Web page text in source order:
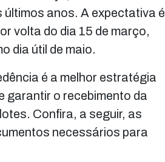
anos. A expectativa é
volta do dia 15 de março,
dia útil de maio.
é a melhor estratégia
garantir o recebimento da
Confira, a seguir, as
necessários para